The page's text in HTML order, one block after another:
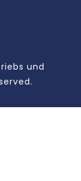
und